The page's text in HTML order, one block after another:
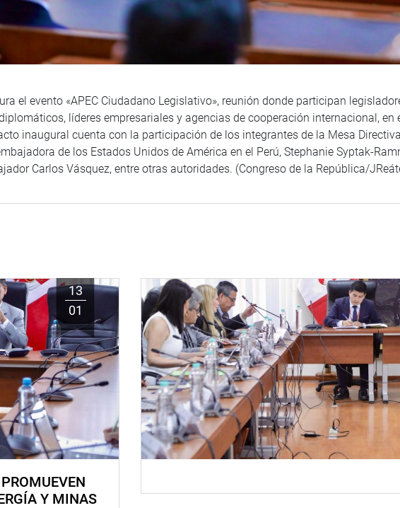
el evento «APEC Ciudadano Legislativo», reunión donde participan
líderes empresariales y agencias de cooperación internacional, en
inaugural cuenta con la participación de los integrantes de la Mesa
de los Estados Unidos de América en el Perú, Stephanie Syptak-
Carlos Vásquez, entre otras autoridades. (Congreso de la República/
13
01
Y MINAS